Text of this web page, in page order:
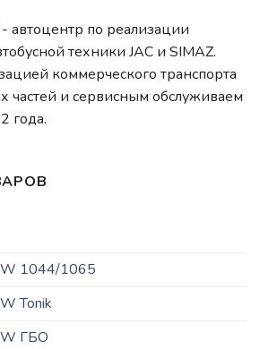
по реализации
техники JAC и SIMAZ.
коммерческого транспорта
частей и сервисным обслуживаем
года.
1044/1065
Tonik
ГБО